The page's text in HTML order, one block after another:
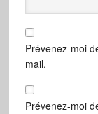
Prévenez-moi
mail.
Prévenez-moi